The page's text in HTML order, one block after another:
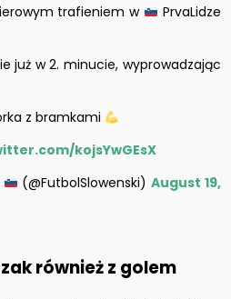
trafieniem w PrvaLidze
już w 2. minucie, wyprowadzając
z bramkami
kojsYwGEsX
(@FutbolSlowenski)August 19,
również z golem